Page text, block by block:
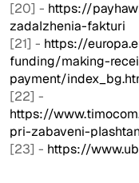
[20] - https://
zadalzhenia-fakturi
[21] - https://
funding/making-
payment/
[22] -
https://
pri-zabaveni-
[23] - https://